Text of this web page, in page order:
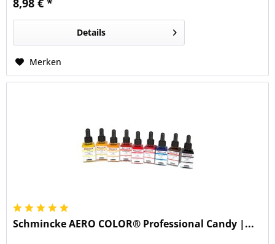
8,98 € *
Details
Merken
Schmincke AERO COLOR® Professional Candy |...